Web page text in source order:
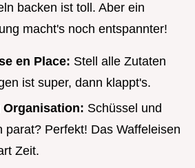
backen ist toll. Aber ein
macht's noch entspannter!
en Place: Stell alle Zutaten
ist super, dann klappt's.
Organisation: Schüssel und
parat? Perfekt! Das Waffeleisen
Zeit.